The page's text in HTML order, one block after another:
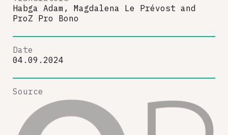
Habga Adam, Magdalena Le Prévost and
ProZ Pro Bono
Date
04.09.2024
Source